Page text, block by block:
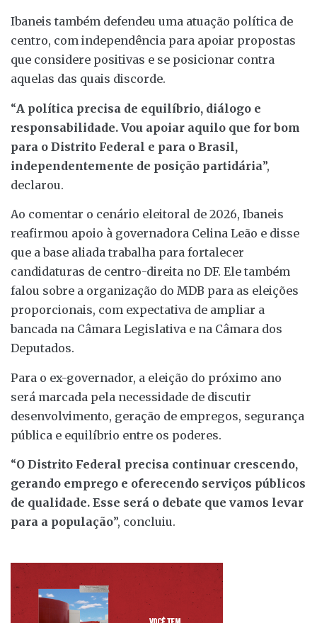
Ibaneis também defendeu uma atuação política de
centro, com independência para apoiar propostas
que considere positivas e se posicionar contra
aquelas das quais discorde.
“A política precisa de equilíbrio, diálogo e
responsabilidade. Vou apoiar aquilo que for bom
para o Distrito Federal e para o Brasil,
independentemente de posição partidária”,
declarou.
Ao comentar o cenário eleitoral de 2026, Ibaneis
reafirmou apoio à governadora Celina Leão e disse
que a base aliada trabalha para fortalecer
candidaturas de centro-direita no DF. Ele também
falou sobre a organização do MDB para as eleições
proporcionais, com expectativa de ampliar a
bancada na Câmara Legislativa e na Câmara dos
Deputados.
Para o ex-governador, a eleição do próximo ano
será marcada pela necessidade de discutir
desenvolvimento, geração de empregos, segurança
pública e equilíbrio entre os poderes.
“O Distrito Federal precisa continuar crescendo,
gerando emprego e oferecendo serviços públicos
de qualidade. Esse será o debate que vamos levar
para a população”, concluiu.